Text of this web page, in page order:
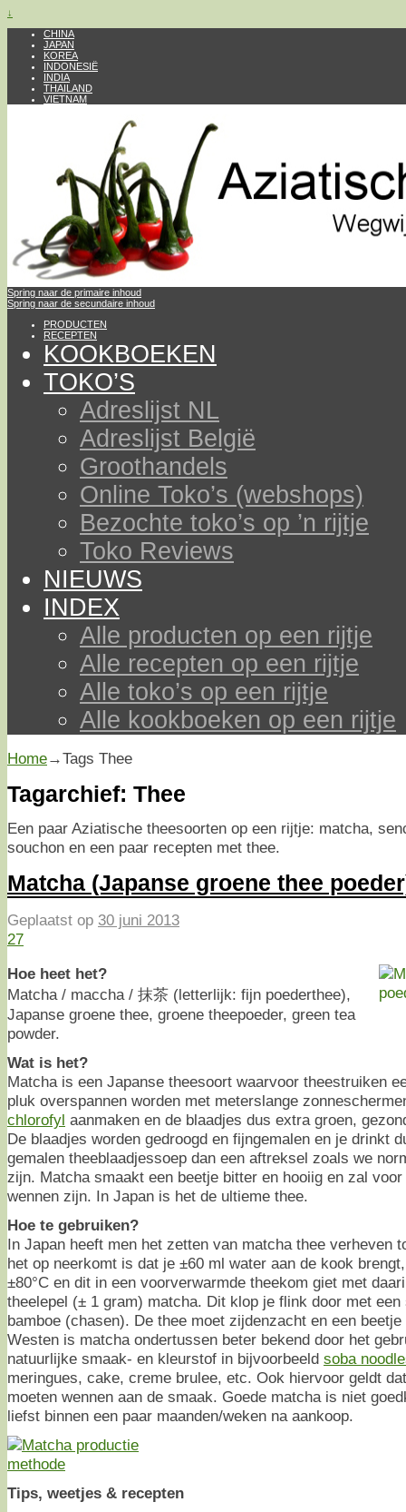
↓
CHINA
JAPAN
KOREA
INDONESIË
INDIA
THAILAND
VIETNAM
Spring naar de primaire inhoud
Spring naar de secundaire inhoud
PRODUCTEN
RECEPTEN
KOOKBOEKEN
TOKO’S
Adreslijst NL
Adreslijst België
Groothandels
Online Toko’s (webshops)
Bezochte toko’s op ’n rijtje
Toko Reviews
NIEUWS
INDEX
Alle producten op een rijtje
Alle recepten op een rijtje
Alle toko’s op een rijtje
Alle kookboeken op een rijtje
Home→Tags Thee
Tagarchief: Thee
Een paar Aziatische theesoorten op een rijtje: matcha,
souchon en een paar recepten met thee.
Matcha (Japanse groene thee
Geplaatst op 30 juni 2013
27
Hoe heet het?
Matcha / maccha / 抹茶 (letterlijk: fijn poederthee),
Japanse groene thee, groene theepoeder, green tea
powder.
Wat is het?
Matcha is een Japanse theesoort waarvoor theestruiken
pluk overspannen worden met meterslange
chlorofyl aanmaken en de blaadjes dus extra groen,
De blaadjes worden gedroogd en fijngemalen en je drinkt
gemalen theeblaadjessoep dan een aftreksel zoals we
zijn. Matcha smaakt een beetje bitter en hooiig en zal
wennen zijn. In Japan is het de ultieme thee.
Hoe te gebruiken?
In Japan heeft men het zetten van matcha thee verheven
het op neerkomt is dat je ±60 ml water aan de kook
±80°C en dit in een voorverwarmde theekom giet met
theelepel (± 1 gram) matcha. Dit klop je flink door met
bamboe (chasen). De thee moet zijdenzacht en een
Westen is matcha ondertussen beter bekend door het
natuurlijke smaak- en kleurstof in bijvoorbeeld soba
meringues, cake, creme brulee, etc. Ook hiervoor geldt
moeten wennen aan de smaak. Goede matcha is niet
liefst binnen een paar maanden/weken na aankoop.
Tips, weetjes & recepten